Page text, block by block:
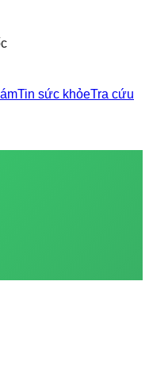
Tin sức khỏeTra cứu